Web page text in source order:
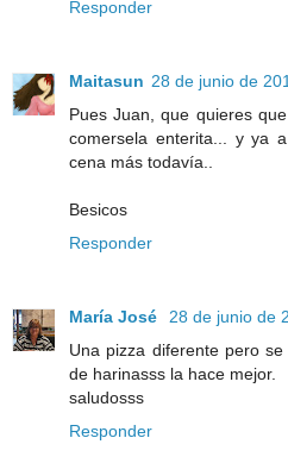
Responder
Maitasun 28 de junio de
Pues Juan, que quieres
comersela enterita... y ya
cena más todavía..
Besicos
Responder
María José
28 de junio de
Una pizza diferente pero
de harinasss la hace mejor.
saludosss
Responder